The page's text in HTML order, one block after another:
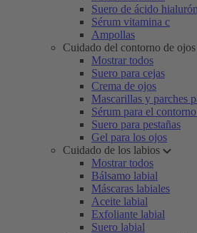
Suero de ácido
Sérum vitamina c
Ampollas
Cuidado del contorno de ojos
Mostrar todos
Suero para cejas
Crema de ojos
Mascarillas y parches
Sérum para el
Suero para pestañas
Gel para los ojos
Cuidado de los labios
Mostrar todos
Bálsamo labial
Máscaras labiales
Aceite labial
Exfoliante labial
Suero labial